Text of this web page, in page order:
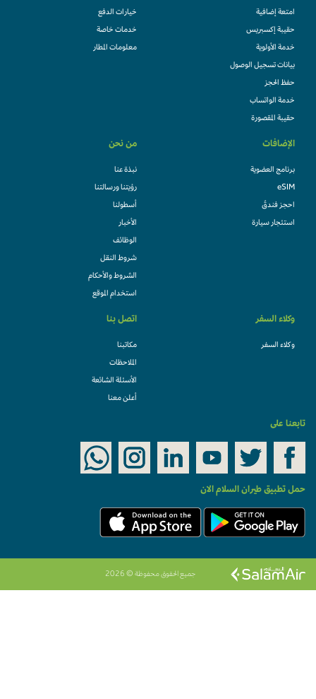
امتعة إضافية
حقيبة إكسبريس
خدمة الأولوية
بيانات تسجيل الوصول
حفظ الحجز
خدمة الواتساب
حقيبة المقصورة
خيارات الدفع
خدمات خاصة
معلومات المطار
الإضافات
برنامج العضوية
eSIM
احجز فندقً
استئجار سيارة
من نحن
نبذة عنا
رؤيتنا ورسالتنا
أسطولنا
الأخبار
الوظائف
شروط النقل
الشروط والأحكام
استخدام الموقع
وكلاء السفر
وكلاء السفر
اتصل بنا
مكاتبنا
الملاحظات
الأسئلة الشائعة
أعلن معنا
تابعنا على
حمل تطبيق طيران السلام الان
جميع الحقوق محفوظة © 2026